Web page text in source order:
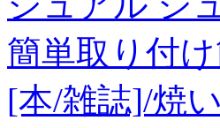
簡単取り付
[本/雑誌]/焼